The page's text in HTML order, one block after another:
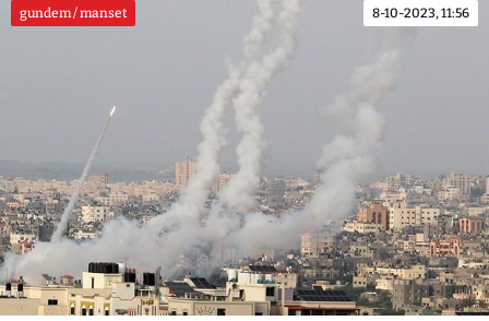
gundem / manset 8-10-2023, 11:56